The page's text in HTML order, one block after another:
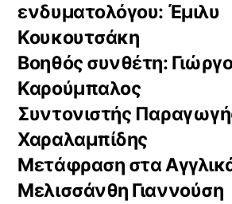
ενδυματολόγου: Έμιλυ
Κουκουτσάκη
Βοηθός συνθέτη:
Καρούμπαλος
Συντονιστής
Χαραλαμπίδης
Μετάφραση στα
Μελισσάνθη Γιαννούση